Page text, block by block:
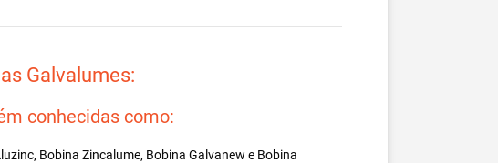
Galvalumes:
conhecidas como:
Bobina Zincalume, Bobina Galvanew e Bobina